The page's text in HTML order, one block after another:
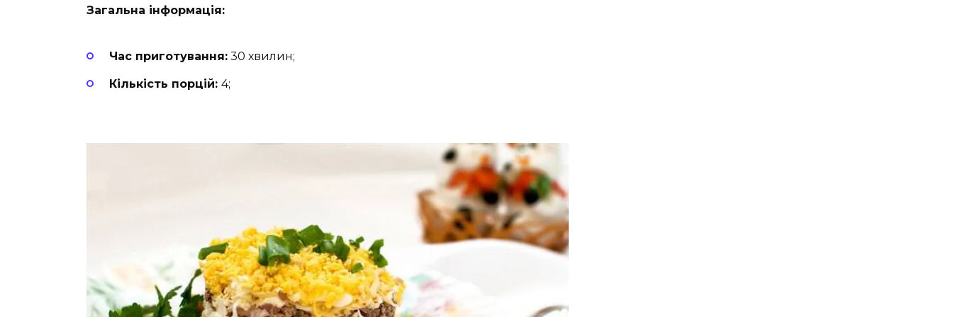
Загальна інформація:
Час приготування: 30 хвилин;
Кількість порцій: 4;